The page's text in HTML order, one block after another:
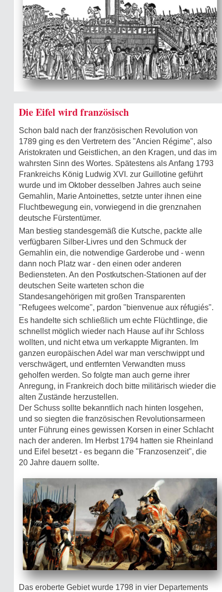
Die Eifel wird französisch
Schon bald nach der französischen Revolution von
1789 ging es den Vertretern des "Ancien Régime", also
Aristokraten und Geistlichen, an den Kragen, und das im
wahrsten Sinn des Wortes. Spätestens als Anfang 1793
Frankreichs König Ludwig XVI. zur Guillotine geführt
wurde und im Oktober desselben Jahres auch seine
Gemahlin, Marie Antoinettes, setzte unter ihnen eine
Fluchtbewegung ein, vorwiegend in die grenznahen
deutsche Fürstentümer.
Man bestieg standesgemäß die Kutsche, packte alle
verfügbaren Silber-Livres und den Schmuck der
Gemahlin ein, die notwendige Garderobe und - wenn
dann noch Platz war - den einen oder anderen
Bediensteten. An den Postkutschen-Stationen auf der
deutschen Seite warteten schon die
Standesangehörigen mit großen Transparenten
"Refugees welcome", pardon "bienvenue aux réfugiés".
Es handelte sich schließlich um echte Flüchtlinge, die
schnellst möglich wieder nach Hause auf ihr Schloss
wollten, und nicht etwa um verkappte Migranten. Im
ganzen europäischen Adel war man verschwippt und
verschwägert, und entfernten Verwandten muss
geholfen werden. So folgte man auch gerne ihrer
Anregung, in Frank­reich doch bitte militärisch wieder die
alten Zustände herzustellen.
Der Schuss sollte bekanntlich nach hinten losgehen,
und so siegten die franzö­si­schen Revolutionsarmeen
unter Führung eines gewissen Korsen in einer Schlacht
nach der anderen. Im Herbst 1794 hatten sie Rheinland
und Eifel besetzt - es begann die "Franzosenzeit", die
20 Jahre dauern sollte.
Das eroberte Gebiet wurde 1798 in vier Departements